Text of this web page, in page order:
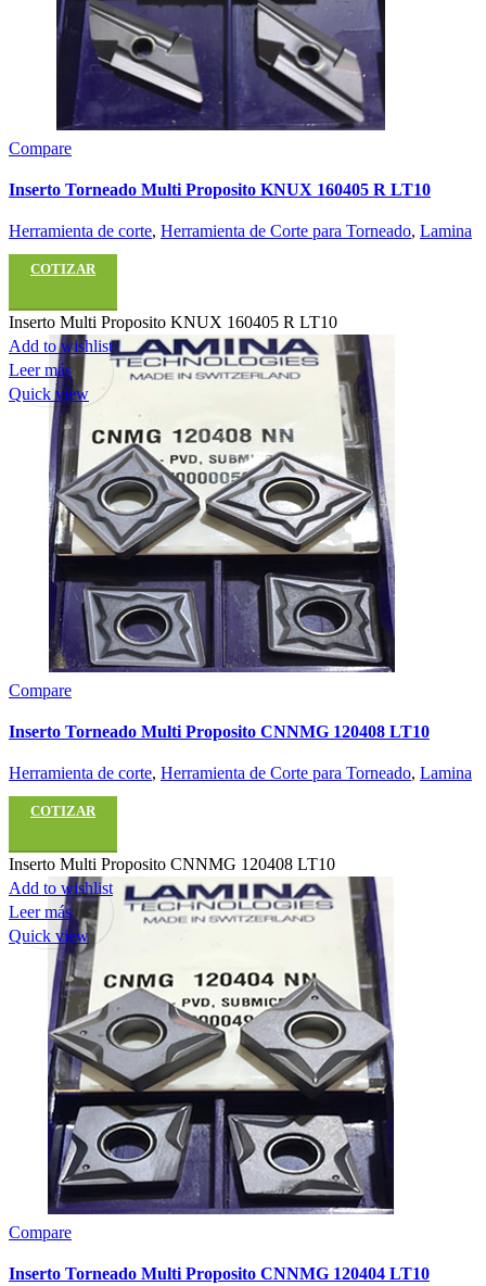
Compare
Inserto Torneado Multi Proposito KNUX 160405 R LT10
Herramienta de corte, Herramienta de Corte para Torneado, Lamina
COTIZAR
Inserto Multi Proposito KNUX 160405 R LT10
Add to wishlist
Leer más
Quick view
Compare
Inserto Torneado Multi Proposito CNNMG 120408 LT10
Herramienta de corte, Herramienta de Corte para Torneado, Lamina
COTIZAR
Inserto Multi Proposito CNNMG 120408 LT10
Add to wishlist
Leer más
Quick view
Compare
Inserto Torneado Multi Proposito CNNMG 120404 LT10